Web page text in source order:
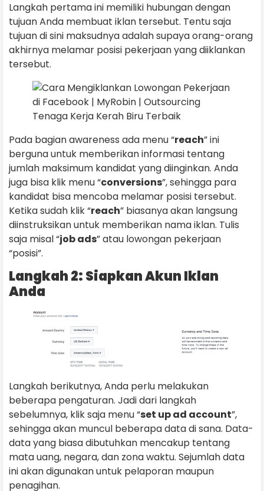
Langkah pertama ini memiliki hubungan dengan
tujuan Anda membuat iklan tersebut. Tentu saja
tujuan di sini maksudnya adalah supaya orang-orang
akhirnya melamar posisi pekerjaan yang diiklankan
tersebut.
Pada bagian awareness ada menu “reach” ini
berguna untuk memberikan informasi tentang
jumlah maksimum kandidat yang diinginkan. Anda
juga bisa klik menu “conversions”, sehingga para
kandidat bisa mencoba melamar posisi tersebut.
Ketika sudah klik “reach” biasanya akan langsung
diinstruksikan untuk memberikan nama iklan. Tulis
saja misal “job ads” atau lowongan pekerjaan
“posisi”.
Langkah 2: Siapkan Akun Iklan
Anda
Langkah berikutnya, Anda perlu melakukan
beberapa pengaturan. Jadi dari langkah
sebelumnya, klik saja menu “set up ad account”,
sehingga akan muncul beberapa data di sana. Data-
data yang biasa dibutuhkan mencakup tentang
mata uang, negara, dan zona waktu. Sejumlah data
ini akan digunakan untuk pelaporan maupun
penagihan.